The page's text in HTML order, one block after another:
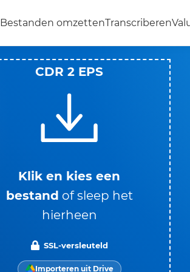
Bestanden omzettenTranscriberen
CDR 2 EPS
Klik en kies een
bestand of sleep het
hierheen
SSL-versleuteld
Importeren uit Drive